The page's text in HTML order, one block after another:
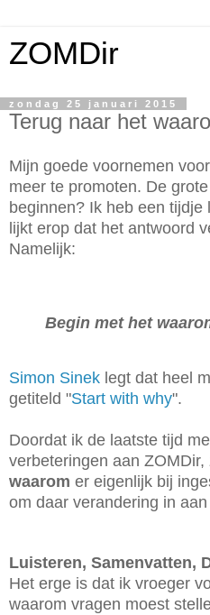
ZOMDir
zondag 25 januari 2015
Terug naar het
Mijn goede voornemen
meer te promoten. De
beginnen? Ik heb een
lijkt erop dat het antwoord
Namelijk:
Begin met het
Simon Sinek legt dat heel
getiteld "Start with why".
Doordat ik de laatste tijd
verbeteringen aan ZOMDir,
waarom er eigenlijk bij
om daar verandering in
Luisteren, Samenvatten,
Het erge is dat ik vroeger
waarom vragen moest